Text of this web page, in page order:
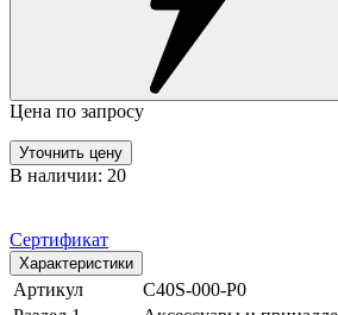
Цена по запросу
Уточнить цену
В наличии: 20
Сертификат
Характеристики
Артикул
C40S-000-P0